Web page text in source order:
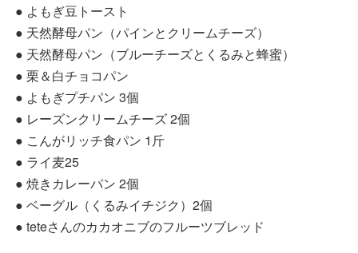
● よもぎ豆トースト
● 天然酵母パン（パインとクリームチーズ）
● 天然酵母パン（ブルーチーズとくるみと蜂蜜）
● 栗＆白チョコパン
● よもぎプチパン 3個
● レーズンクリームチーズ 2個
● こんがリッチ食パン 1斤
● ライ麦25
● 焼きカレーパン 2個
● ベーグル（くるみイチジク）2個
● teteさんのカカオニブのフルーツブレッド